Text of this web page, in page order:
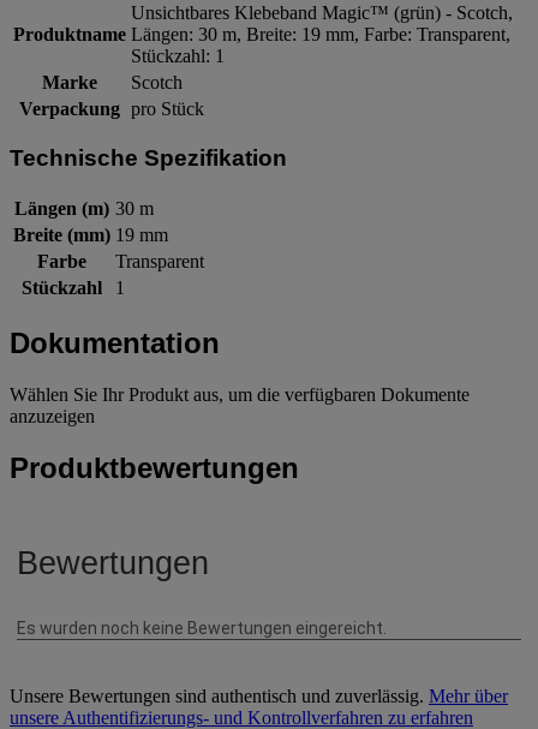
Produktname
Unsichtbares Klebeband Magic™ (grün) - Scotch,
Längen: 30 m, Breite: 19 mm, Farbe: Transparent,
Stückzahl: 1
Marke
Scotch
Verpackung pro Stück
Technische Spezifikation
Längen (m) 30 m
Breite (mm) 19 mm
Farbe
Transparent
Stückzahl
1
Dokumentation
Wählen Sie Ihr Produkt aus, um die verfügbaren Dokumente
anzuzeigen
Produktbewertungen
Unsere Bewertungen sind authentisch und zuverlässig. Mehr über
unsere Authentifizierungs- und Kontrollverfahren zu erfahren